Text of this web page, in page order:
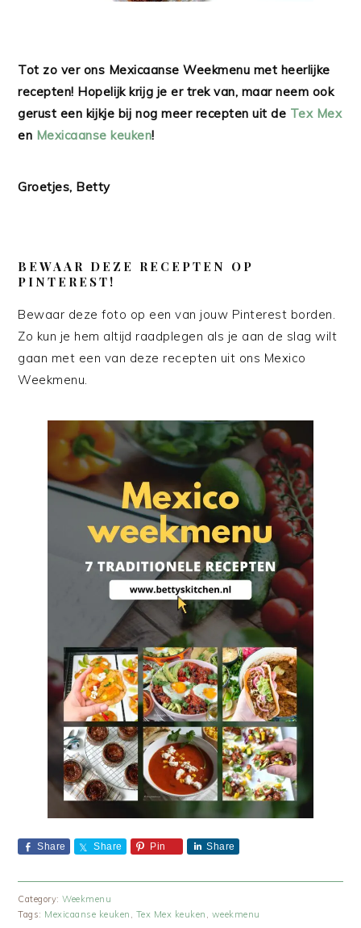
Tot zo ver ons Mexicaanse Weekmenu met heerlijke
recepten! Hopelijk krijg je er trek van, maar neem ook
gerust een kijkje bij nog meer recepten uit de Tex Mex
en Mexicaanse keuken!
Groetjes, Betty
BEWAAR DEZE RECEPTEN OP
PINTEREST!
Bewaar deze foto op een van jouw Pinterest borden.
Zo kun je hem altijd raadplegen als je aan de slag wilt
gaan met een van deze recepten uit ons Mexico
Weekmenu.
Share Share Pin Share
Category:Weekmenu
Tags: Mexicaanse keuken , Tex Mex keuken , weekmenu